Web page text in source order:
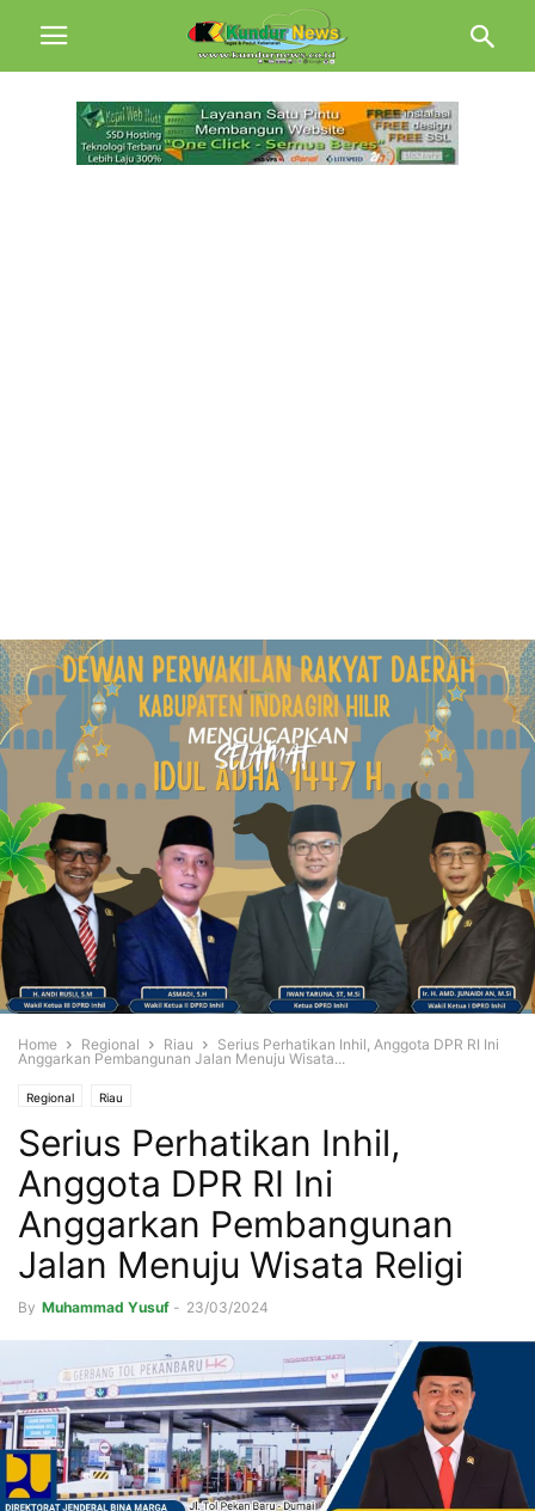
Home Regional Riau
Serius Perhatikan Inhil, Anggota DPR RI Ini
Anggarkan Pembangunan Jalan Menuju Wisata...
Regional Riau
Serius Perhatikan Inhil,
Anggota DPR RI Ini
Anggarkan Pembangunan
Jalan Menuju Wisata Religi
By Muhammad Yusuf - 23/03/2024